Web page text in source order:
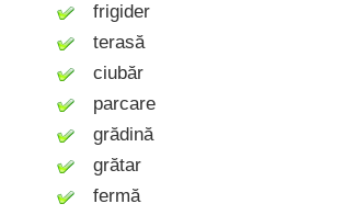
frigider
terasă
ciubăr
parcare
grădină
grătar
fermă